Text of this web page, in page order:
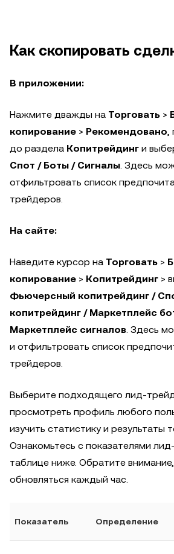
Как скопировать
В приложении:
Нажмите дважды на Торговать >
копирование > Рекомендовано,
до раздела Копитрейдинг и
Спот / Боты / Сигналы. Здесь
отфильтровать список
трейдеров.
На сайте:
Наведите курсор на Торговать >
копирование > Копитрейдинг >
Фьючерсный копитрейдинг /
копитрейдинг / Маркетплейс
Маркетплейс сигналов. Здесь
и отфильтровать список
трейдеров.
Выберите подходящего лид-
просмотреть профиль любого
изучить статистику и результаты
Ознакомьтесь с показателями
таблице ниже. Обратите
обновляться каждый час.
Показатель Определение